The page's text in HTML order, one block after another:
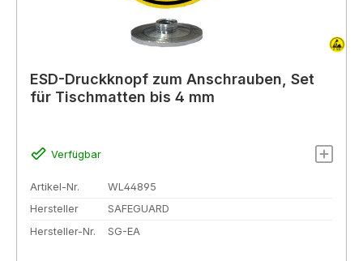
ESD-Druckknopf zum Anschrauben, Set
für Tischmatten bis 4 mm
Verfügbar
Artikel-Nr.
WL44895
Hersteller
SAFEGUARD
Hersteller-Nr.
SG-EA